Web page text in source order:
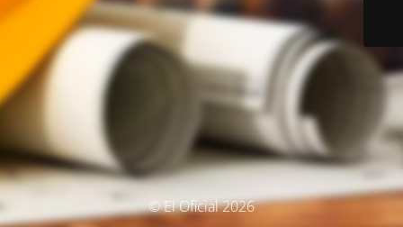
© El Oficial 2026